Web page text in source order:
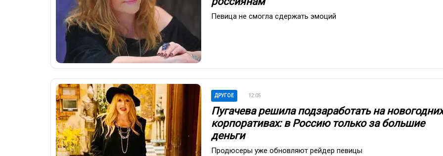
Певица не смогла сдержать эмоций
ДРУГОЕ 12:05
Пугачева решила подзаработать на новогодних
корпоративах: в Россию только за большие
деньги
Продюсеры уже обновляют рейдер певицы